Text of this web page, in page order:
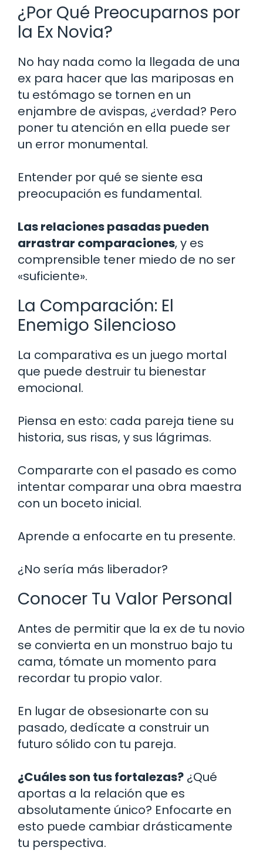
¿Por Qué Preocuparnos por
la Ex Novia?
No hay nada como la llegada de una
ex para hacer que las mariposas en
tu estómago se tornen en un
enjambre de avispas, ¿verdad? Pero
poner tu atención en ella puede ser
un error monumental.
Entender por qué se siente esa
preocupación es fundamental.
Las relaciones pasadas pueden
arrastrar comparaciones, y es
comprensible tener miedo de no ser
«suficiente».
La Comparación: El
Enemigo Silencioso
La comparativa es un juego mortal
que puede destruir tu bienestar
emocional.
Piensa en esto: cada pareja tiene su
historia, sus risas, y sus lágrimas.
Compararte con el pasado es como
intentar comparar una obra maestra
con un boceto inicial.
Aprende a enfocarte en tu presente.
¿No sería más liberador?
Conocer Tu Valor Personal
Antes de permitir que la ex de tu novio
se convierta en un monstruo bajo tu
cama, tómate un momento para
recordar tu propio valor.
En lugar de obsesionarte con su
pasado, dedícate a construir un
futuro sólido con tu pareja.
¿Cuáles son tus fortalezas? ¿Qué
aportas a la relación que es
absolutamente único? Enfocarte en
esto puede cambiar drásticamente
tu perspectiva.